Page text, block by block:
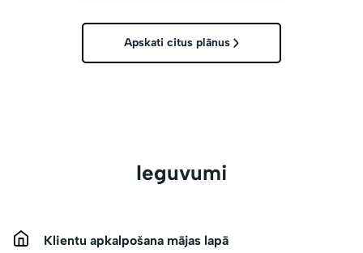
Apskati citus plānus
Ieguvumi
Klientu apkalpošana mājas lapā